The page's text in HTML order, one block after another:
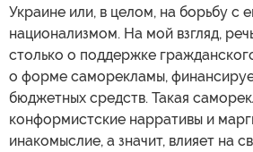
Украине или, в целом, на борьбу с
национализмом. На мой взгляд,
столько о поддержке
о форме саморекламы,
бюджетных средств. Такая
конформистские нарративы и
инакомыслие, а значит, влияет на